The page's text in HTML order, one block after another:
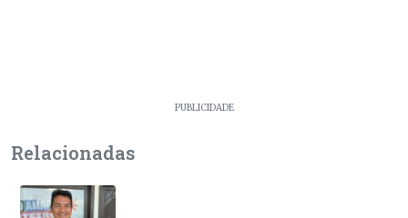
PUBLICIDADE
Relacionadas